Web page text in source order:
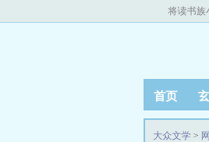
将读书族
首页
大众文学 >